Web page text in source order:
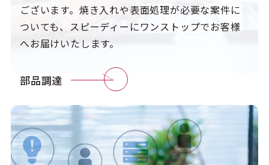
ございます。焼き入れや表面処理が必要な案件に
ついても、スピーディーにワンストップでお客様
へお届けいたします。
部品調達